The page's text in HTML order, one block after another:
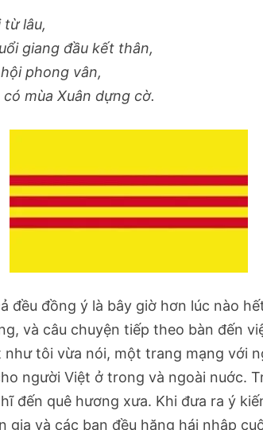
lâu,
giang đầu kết thân,
phong vân,
mùa Xuân dựng cờ.
đồng ý là bây giờ hơn lúc nào hết
và câu chuyện tiếp theo bàn đến
tôi vừa nói, một trang mạng với
người Việt ở trong và ngoài nuớc.
đến quê hương xưa. Khi đưa ra ý
gia và các bạn đều hăng hái nhập